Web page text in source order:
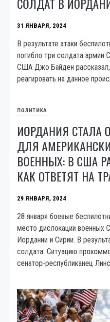
СОЛДАТ В
31 ЯНВАРЯ, 2024
B результате атаки
погибло три солдата
США Джо Байден
реагировать на данное
ПОЛИТИКА
ИОРДАНИЯ СТАЛА
ДЛЯ
ВОЕННЫХ: В США
КАК ОТВЕТЯТ НА
29 ЯНВАРЯ, 2024
28 января боевые
место дислокации военных
Иордании и Сирии. В
солдата. Ситуацию
сенатор-республиканец